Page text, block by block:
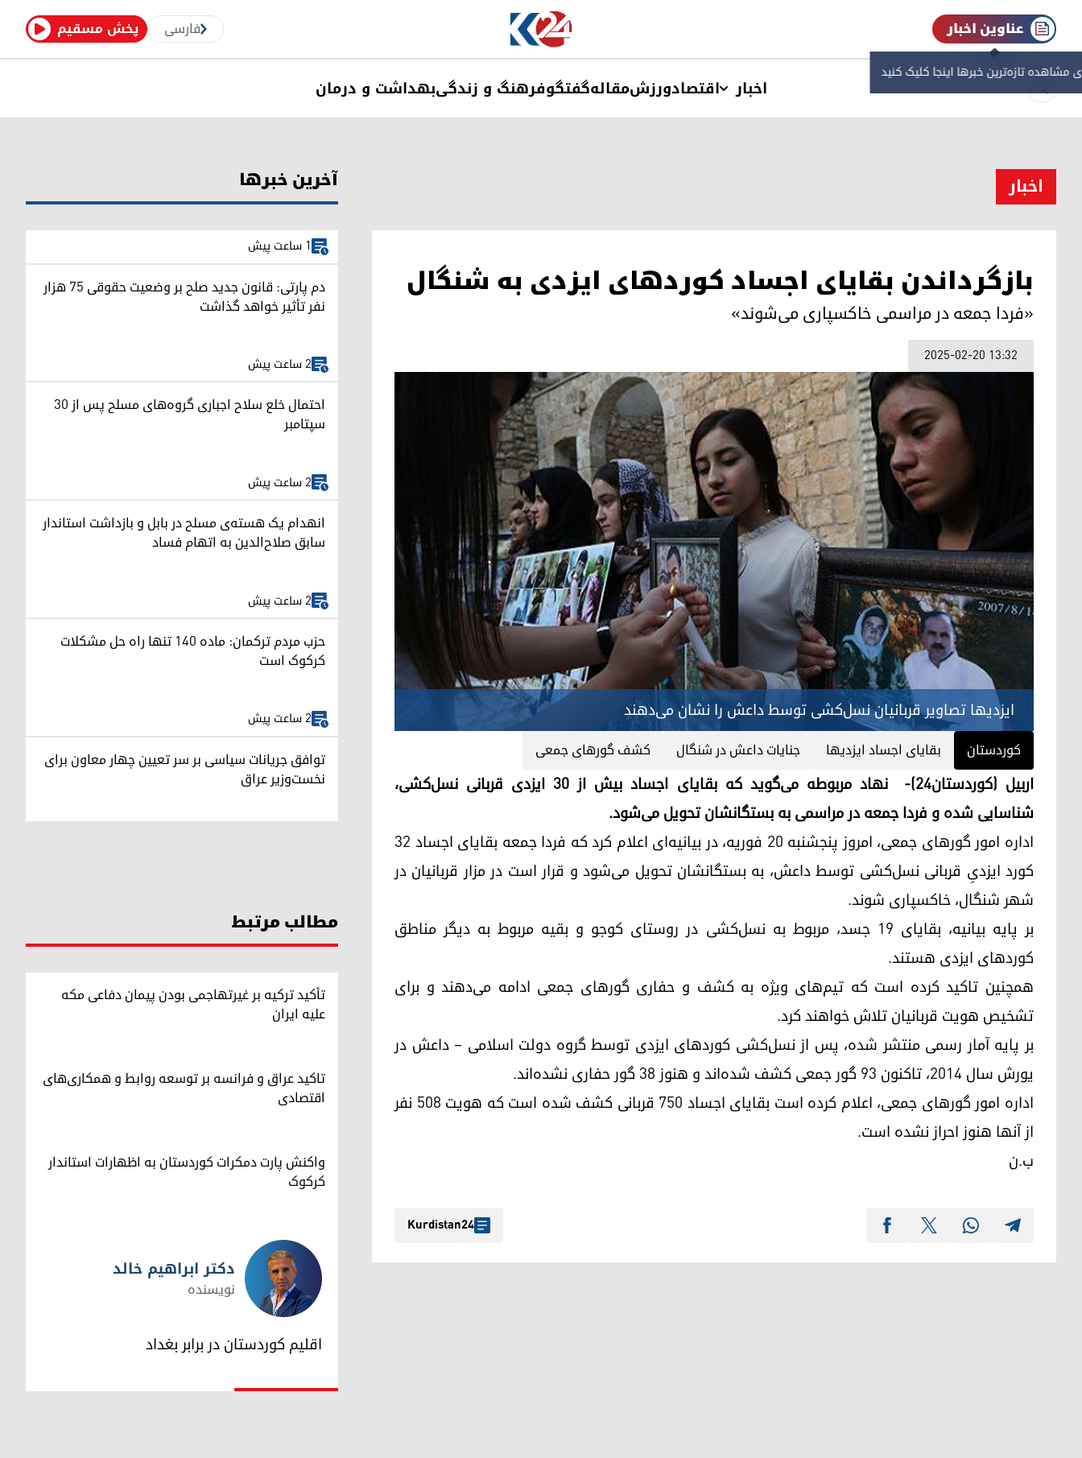
پخش مسقیم فارسی عناوین اخبار
مشاهده‌ تازه‌ترین خبرها اینجا کلیک کنید
اخبار اقتصادورزشمقالهگفتگوفرهنگ و زندگیبهداشت و درمان
اخبار
بازگرداندن بقایای اجساد کوردهای ایزدی به شنگال
«فردا جمعه در مراسمی خاکسپاری می‌شوند»
2025-02-20 13:32
ایزدیها تصاویر قربانیان نسل‌کشی توسط داعش را نشان می‌دهند
کوردستان بقایای اجساد ایزدیها جنایات داعش در شنگال کشف گورهای جمعی
اربیل (کوردستان٢٤)- نهاد مربوطه می‌گوید که بقایای اجساد بیش از ۳۰ ایزدی قربانی نسل‌کشی،
شناسایی شده و فردا جمعه در مراسمی به بستگانشان تحویل می‌شود.
اداره امور گورهای جمعی، امروز پنجشنبه ۲۰ فوریه، در بیانیه‌ای اعلام کرد که فردا جمعه بقایای اجساد ۳۲
کورد ایزدیِ قربانی نسل‌کشی توسط داعش، به بستگانشان تحویل می‌شود و قرار است در مزار قربانیان در
شهر شنگال، خاکسپاری شوند.
بر پایه بیانیه، بقایای ۱۹ جسد، مربوط به نسل‌کشی در روستای کوجو و بقیه مربوط به دیگر مناطق
کوردهای ایزدی هستند.
همچنین تاکید کرده است که تیم‌های ویژه به کشف و حفاری گورهای جمعی ادامه می‌دهند و برای
تشخیص هویت قربانیان تلاش خواهند کرد.
بر پایه آمار رسمی منتشر شده، پس از نسل‌کشی کوردهای ایزدی توسط گروه دولت اسلامی – داعش در
یورش سال ۲۰۱۴، تاکنون ۹۳ گور جمعی کشف شده‌اند و هنوز ۳۸ گور حفاری نشده‌اند.
اداره امور گورهای جمعی، اعلام کرده است بقایای اجساد ۷۵۰ قربانی کشف شده است که هویت ۵۰۸ نفر
از آنها هنوز احراز نشده است.
ب.ن
Kurdistan24
آخرین خبرها
1 ساعت پیش
دم پارتی: قانون جدید صلح بر وضعیت حقوقی ۷۵ هزار
نفر تأثیر خواهد گذاشت
2 ساعت پیش
احتمال خلع سلاح اجباری گروه‌های مسلح پس از ۳۰
سپتامبر
2 ساعت پیش
انهدام یک هسته‌ی مسلح در بابل و بازداشت استاندار
سابق صلاح‌الدین به اتهام فساد
2 ساعت پیش
حزب مردم ترکمان: ماده ۱۴۰ تنها راه حل مشکلات
کرکوک است
2 ساعت پیش
توافق جریانات سیاسی بر سر تعیین چهار معاون برای
نخست‌وزیر عراق
مطالب مرتبط
تأکید ترکیه بر غیرتهاجمی بودن پیمان دفاعی مکه
علیه ایران
تاکید عراق و فرانسه بر توسعه روابط و همکاری‌های
اقتصادی
واکنش پارت دمکرات کوردستان به اظهارات استاندار
کرکوک
دکتر ابراهیم خالد
دکتر ابراهیم خالد
نویسنده
اقلیم کوردستان در برابر بغداد